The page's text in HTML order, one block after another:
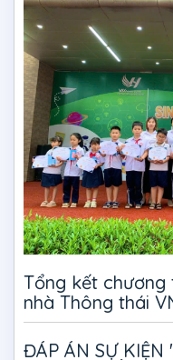
Tổng kết chương
nhà Thông thái
ĐÁP ÁN SỰ KIỆN